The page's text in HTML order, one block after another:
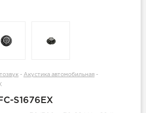
- Акустика автомобильная -
S1676EX